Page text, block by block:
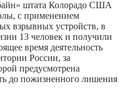
штата Колорадо США
с применением
взрывных устройств, в
13 человек и получили
время деятельность
России, за
предусмотрена
до пожизненного лишения